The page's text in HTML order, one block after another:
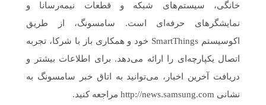
خانگی، سیستم‌های شبکه و قطعات نیمه‌رسانا و
نمایشگرهای حرفه‌ای است. سامسونگ، از طریق
اکوسیستم SmartThings خود و همکاری باز با شرکا، تجربه
اتصال یکپارچه‌ای را ارائه می‌دهد. برای اطلاعات بیشتر و
دریافت آخرین اخبار، می‌توانید به اتاق خبر سامسونگ به
نشانی http://news.samsung.com مراجعه کنید.